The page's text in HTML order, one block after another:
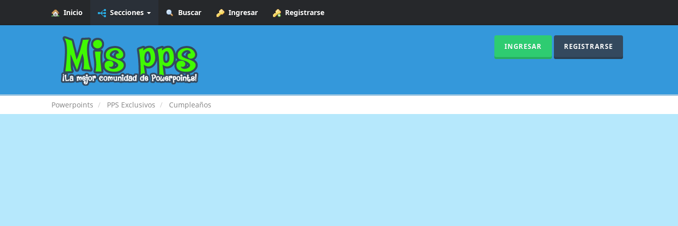
Inicio Secciones Buscar Ingresar Registrarse
INGRESAR REGISTRARSE
Powerpoints PPS Exclusivos Cumpleaños